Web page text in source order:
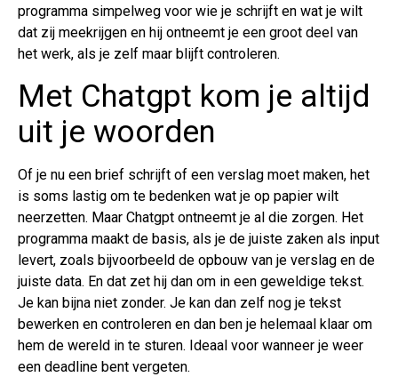
programma simpelweg voor wie je schrijft en wat je wilt
dat zij meekrijgen en hij ontneemt je een groot deel van
het werk, als je zelf maar blijft controleren.
Met Chatgpt kom je altijd
uit je woorden
Of je nu een brief schrijft of een verslag moet maken, het
is soms lastig om te bedenken wat je op papier wilt
neerzetten. Maar Chatgpt ontneemt je al die zorgen. Het
programma maakt de basis, als je de juiste zaken als input
levert, zoals bijvoorbeeld de opbouw van je verslag en de
juiste data. En dat zet hij dan om in een geweldige tekst.
Je kan bijna niet zonder. Je kan dan zelf nog je tekst
bewerken en controleren en dan ben je helemaal klaar om
hem de wereld in te sturen. Ideaal voor wanneer je weer
een deadline bent vergeten.